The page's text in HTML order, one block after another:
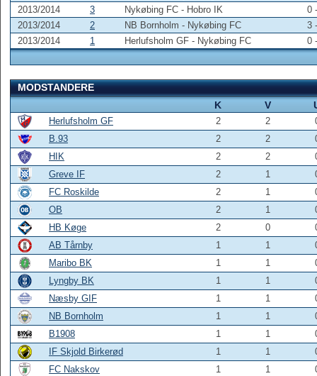
2013/2014
3 Nykøbing FC - Hobro IK
0
2013/2014
2 NB Bornholm - Nykøbing FC
3
2013/2014
1 Herlufsholm GF - Nykøbing FC 0
MODSTANDERE
K
V
Herlufsholm GF 2 2
B.93
2 2
HIK
2 2
Greve IF
2 1
FC Roskilde
2 1
OB
2 1
HB Køge
2 0
AB Tårnby
1 1
Maribo BK
1 1
Lyngby BK
1 1
Næsby GIF
1 1
NB Bornholm
1 1
B1908
1 1
IF Skjold Birkerød
1 1
FC Nakskov
1 1